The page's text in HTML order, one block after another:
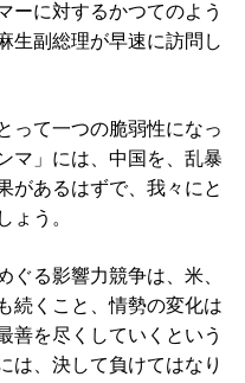
に対するかつてのよう
生副総理が早速に訪問し
って一つの脆弱性になっ
マ」には、中国を、乱暴
があるはずで、我々にと
ょう。
る影響力競争は、米、
続くこと、情勢の変化は
善を尽くしていくという
は、決して負けてはなり